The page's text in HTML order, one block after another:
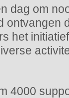
dag om
ontvangen
het
4000